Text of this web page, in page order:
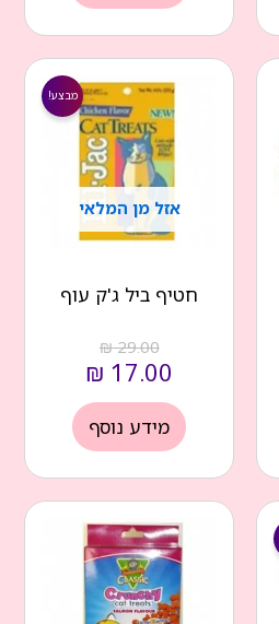
אזל מן המלאי
מבצע!
חטיף ביל ג'ק עוף
₪29.00
המחיר
המקורי
היה:
₪ 29.00.
₪ 17.00
המחיר
הנוכחי
הוא:
₪ 17.00.
מידע נוסף